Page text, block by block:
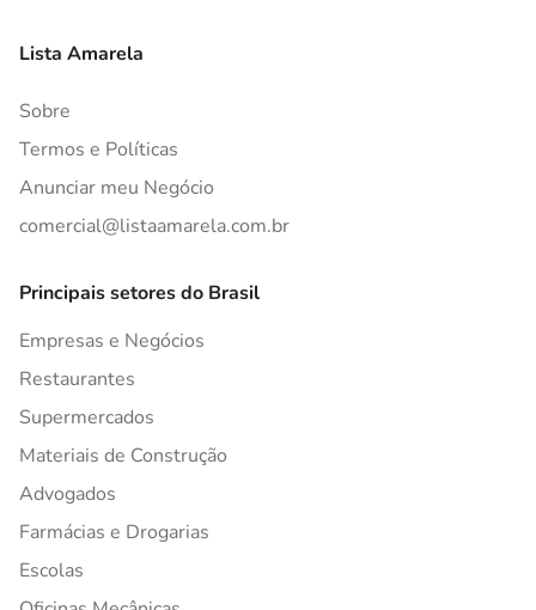
Lista Amarela
Sobre
Termos e Políticas
Anunciar meu Negócio
comercial@listaamarela.com.br
Principais setores do Brasil
Empresas e Negócios
Restaurantes
Supermercados
Materiais de Construção
Advogados
Farmácias e Drogarias
Escolas